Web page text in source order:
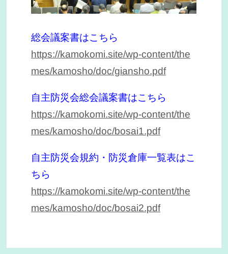
総会議案書はこちら
https://kamokomi.site/wp-content/the
mes/kamosho/doc/giansho.pdf
自主防災会総会議案書はこちら
https://kamokomi.site/wp-content/the
mes/kamosho/doc/bosai1.pdf
自主防災会規約・防災倉庫一覧表はこ
ちら
https://kamokomi.site/wp-content/the
mes/kamosho/doc/bosai2.pdf